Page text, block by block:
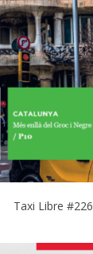
Taxi Libre #226